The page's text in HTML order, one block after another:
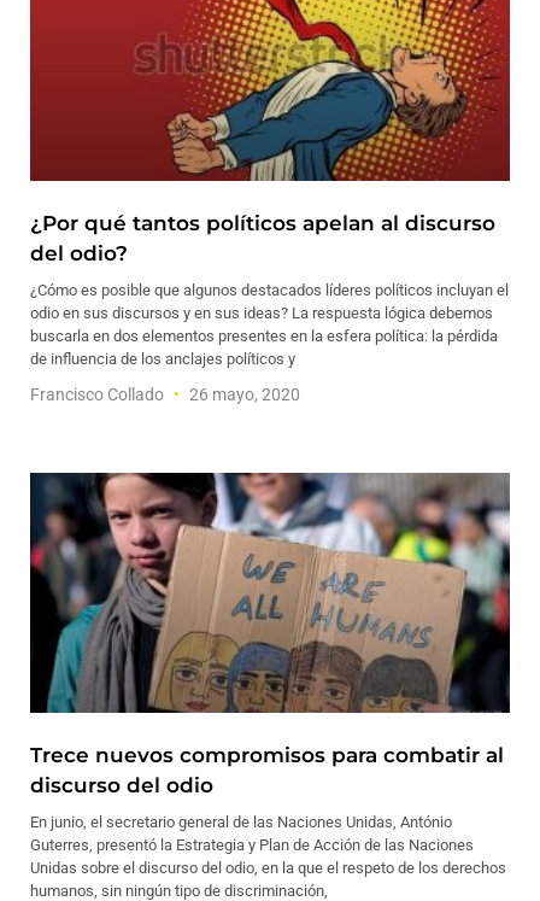
¿Por qué tantos políticos apelan al discurso
del odio?
¿Cómo es posible que algunos destacados líderes políticos incluyan el
odio en sus discursos y en sus ideas? La respuesta lógica debemos
buscarla en dos elementos presentes en la esfera política: la pérdida
de influencia de los anclajes políticos y
Francisco Collado 26 mayo, 2020
Trece nuevos compromisos para combatir al
discurso del odio
En junio, el secretario general de las Naciones Unidas, António
Guterres, presentó la Estrategia y Plan de Acción de las Naciones
Unidas sobre el discurso del odio, en la que el respeto de los derechos
humanos, sin ningún tipo de discriminación,